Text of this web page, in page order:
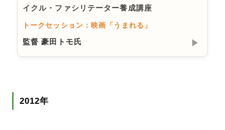
イクル・ファシリテーター養成講座
トークセッション：映画「うまれる」
監督 豪田トモ氏 ▶︎
2012年